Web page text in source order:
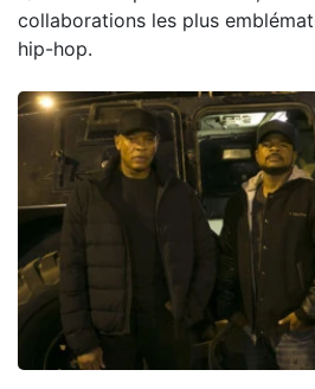
collaborations les plus
hip-hop.